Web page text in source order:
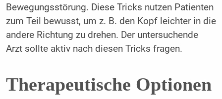
Bewegungsstörung. Diese Tricks nutzen Patienten
zum Teil bewusst, um z. B. den Kopf leichter in die
andere Richtung zu drehen. Der untersuchende
Arzt sollte aktiv nach diesen Tricks fragen.
Therapeutische Optionen